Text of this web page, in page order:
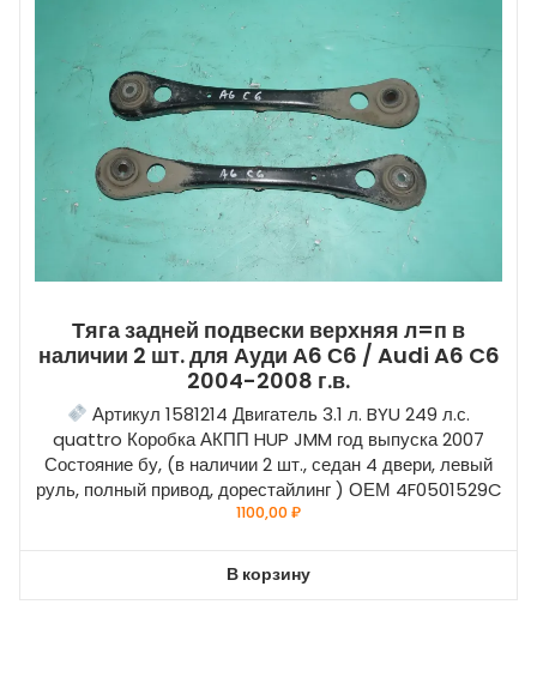
Тяга задней подвески верхняя л=п в
наличии 2 шт. для Ауди А6 С6 / Audi A6 C6
2004-2008 г.в.
Артикул 1581214 Двигатель 3.1 л. BYU 249 л.с.
quattro Коробка АКПП HUP JMM год выпуска 2007
Состояние бу, (в наличии 2 шт., седан 4 двери, левый
руль, полный привод, дорестайлинг ) ОЕМ 4F0501529C
1100,00₽
В корзину